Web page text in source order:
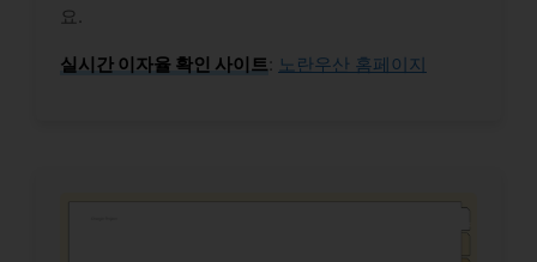
요.
실시간 이자율 확인 사이트: 노란우산 홈페이지